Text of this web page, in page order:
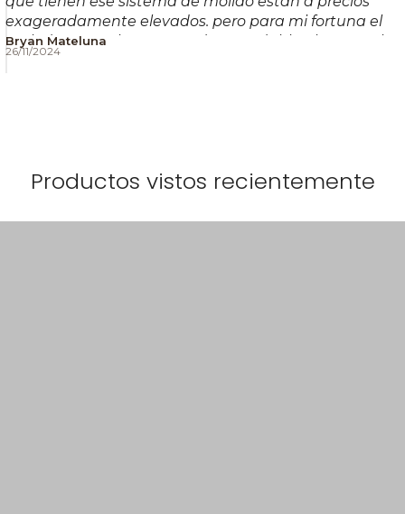
exageradamente elevados. pero para mi fortuna el
moledor es exelente, pesado, agradable al tacto , el
color rosado es aperlado (hermoso), muele con pocos
Bryan Mateluna
26/11/2024
Productos vistos recientemente